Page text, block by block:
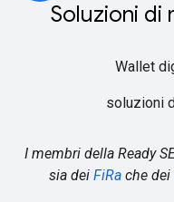
Soluzioni di
Wallet
soluzioni
I membri della Ready
sia dei FiRache dei